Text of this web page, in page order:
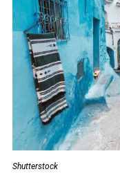
Shutterstock